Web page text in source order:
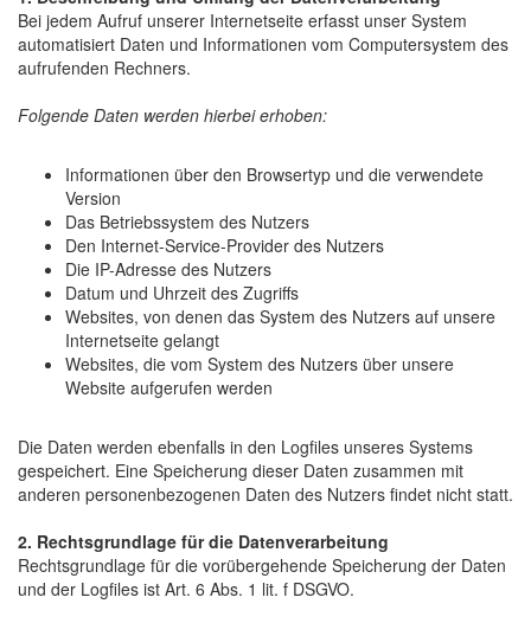
Bei jedem Aufruf unserer Internetseite erfasst unser System
automatisiert Daten und Informationen vom Computersystem des
aufrufenden Rechners.
Folgende Daten werden hierbei erhoben:
Informationen über den Browsertyp und die verwendete
Version
Das Betriebssystem des Nutzers
Den Internet-Service-Provider des Nutzers
Die IP-Adresse des Nutzers
Datum und Uhrzeit des Zugriffs
Websites, von denen das System des Nutzers auf unsere
Internetseite gelangt
Websites, die vom System des Nutzers über unsere
Website aufgerufen werden
Die Daten werden ebenfalls in den Logfiles unseres Systems
gespeichert. Eine Speicherung dieser Daten zusammen mit
anderen personenbezogenen Daten des Nutzers findet nicht statt.
2. Rechtsgrundlage für die Datenverarbeitung
Rechtsgrundlage für die vorübergehende Speicherung der Daten
und der Logfiles ist Art. 6 Abs. 1 lit. f DSGVO.